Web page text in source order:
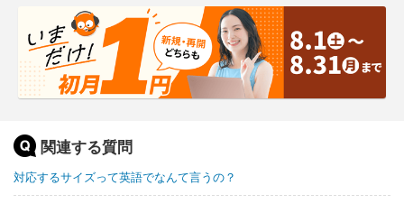
関連する質問
対応するサイズって英語でなんて言うの？